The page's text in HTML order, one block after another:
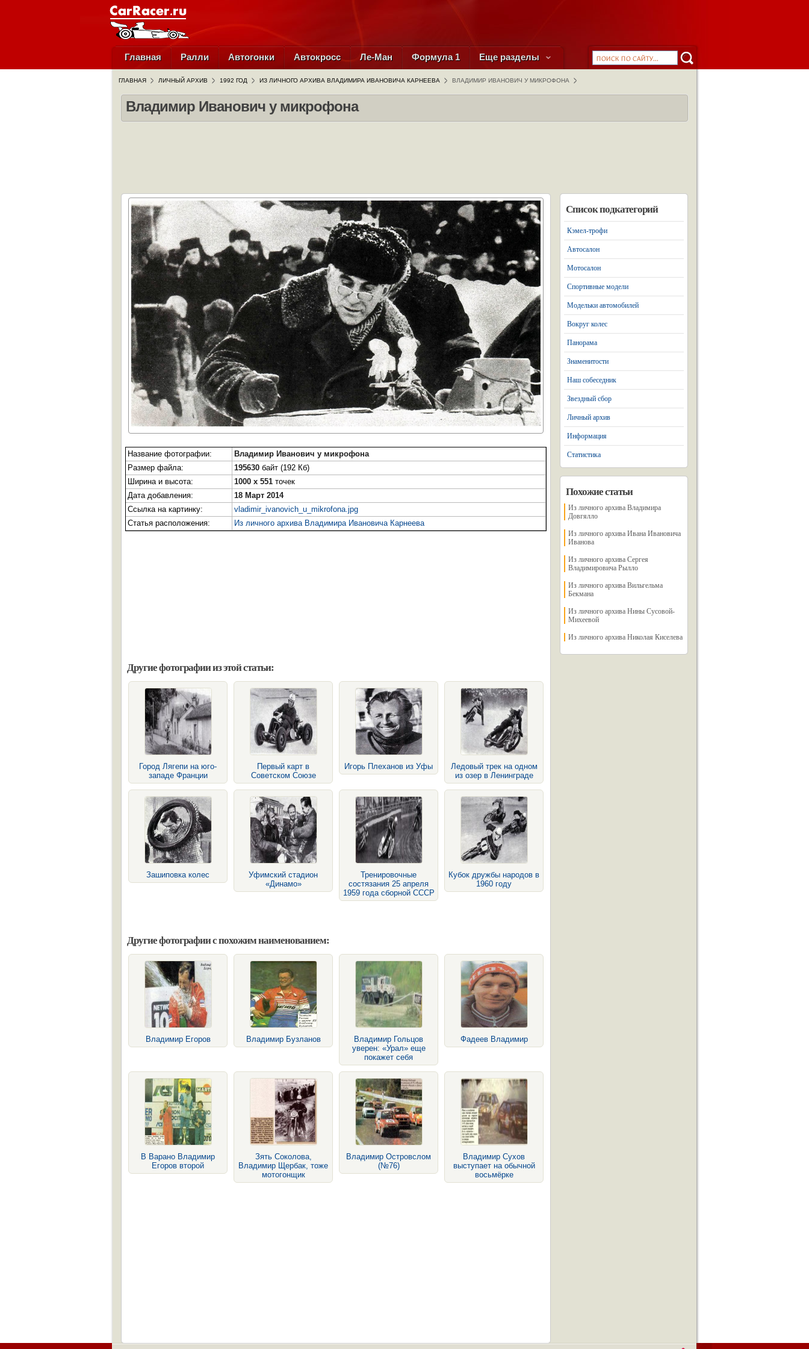
Главная Ралли Автогонки Автокросс Ле-Ман Формула 1 Еще разделы
ГЛАВНАЯ ЛИЧНЫЙ АРХИВ 1992 ГОД ИЗ ЛИЧНОГО АРХИВА ВЛАДИМИРА ИВАНОВИЧА КАРНЕЕВА ВЛАДИМИР ИВАНОВИЧ У МИКРОФОНА
Владимир Иванович у микрофона
Название фотографии:
Владимир Иванович у микрофона
Размер файла:
195630 байт (192 Кб)
Ширина и высота:
1000 x 551 точек
Дата добавления:
18 Март 2014
Ссылка на картинку:
vladimir_ivanovich_u_mikrofona.jpg
Статья расположения:
Из личного архива Владимира Ивановича Карнеева
Другие фотографии из этой статьи:
Город Лягепи на юго-
западе Франции
Первый карт в
Советском Союзе
Игорь Плеханов из Уфы
Ледовый трек на одном
из озер в Ленинграде
Зашиповка колес
Уфимский стадион
«Динамо»
Тренировочные
состязания 25 апреля
1959 года сборной СССР
Кубок дружбы народов в
1960 году
Другие фотографии с похожим наименованием:
Владимир Егоров Владимир Бузланов
Владимир Гольцов
уверен: «Урал» еще
покажет себя
Фадеев Владимир
В Варано Владимир
Егоров второй
Зять Соколова,
Владимир Щербак, тоже
мотогонщик
Владимир Островслом
(№76)
Владимир Сухов
выступает на обычной
восьмёрке
Список подкатегорий
Кэмел-трофи
Автосалон
Мотосалон
Спортивные модели
Модельки автомобилей
Вокруг колес
Панорама
Знаменитости
Наш собеседник
Звездный сбор
Личный архив
Информация
Статистика
Похожие статьи
Из личного архива Владимира
Довгялло
Из личного архива Ивана Ивановича
Иванова
Из личного архива Сергея
Владимировича Рылло
Из личного архива Вильгельма
Бекмана
Из личного архива Нины Сусовой-
Михеевой
Из личного архива Николая Киселева